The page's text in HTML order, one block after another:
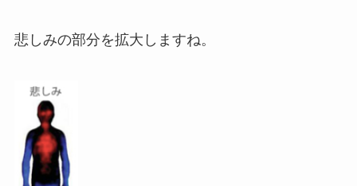
悲しみの部分を拡大しますね。